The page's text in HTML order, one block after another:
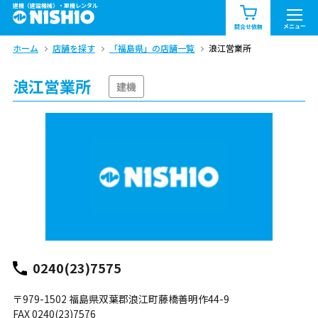
建機（建設機械）・重機レンタル
問合せ依頼 メニュー
商品一覧 お知らせ一覧
問合せ依頼リスト お問合せ
エリア情報を見る
北海道 東北 関東
ホーム 店舗を探す 「福島県」の店舗一覧 浪江営業所
浪江営業所 建機
0240(23)7575
〒979-1502 福島県双葉郡浪江町藤橋善明作44-9
FAX 0240(23)7576